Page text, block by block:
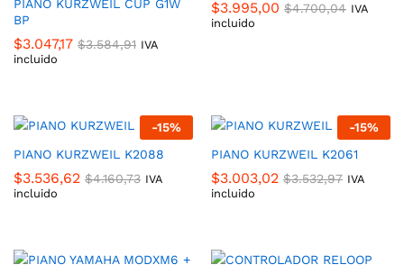
PIANO KURZWEIL CUP G1W
BP
$3.047,17 $3.584,91 IVA
incluido
$3.995,00 $4.700,04 IVA
incluido
-15%
PIANO KURZWEIL K2088
$3.536,62 $4.160,73 IVA
incluido
-15%
PIANO KURZWEIL K2061
$3.003,02 $3.532,97 IVA
incluido